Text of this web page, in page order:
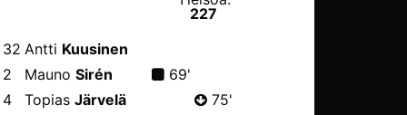
227
32 Antti Kuusinen
2
Mauno Sirén
69'
4
Topias Järvelä
75'